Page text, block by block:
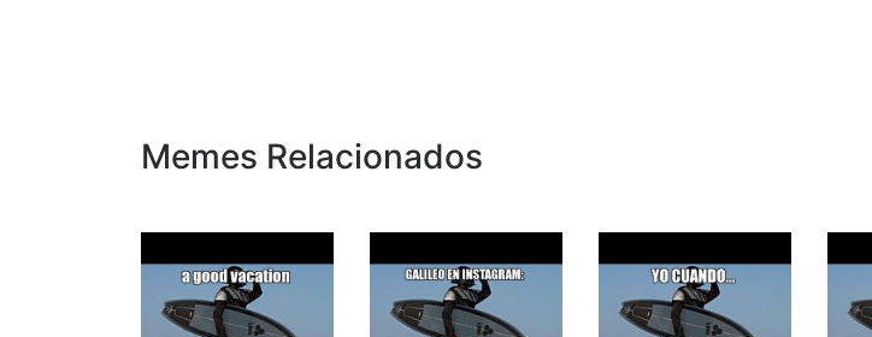
Memes Relacionados